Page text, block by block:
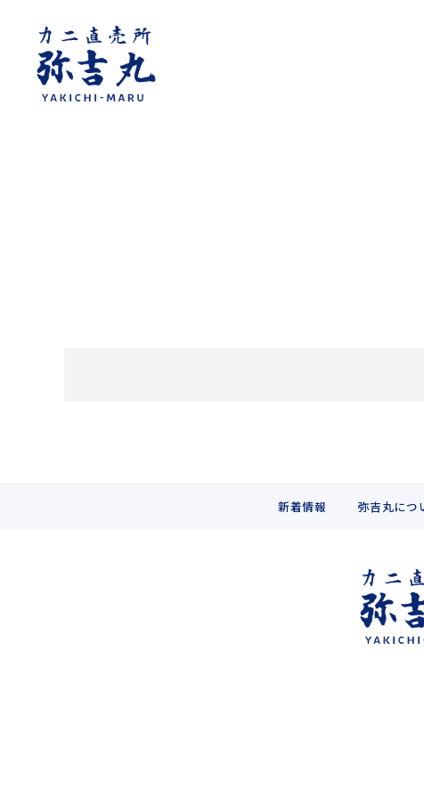
新着情報 弥吉丸につ